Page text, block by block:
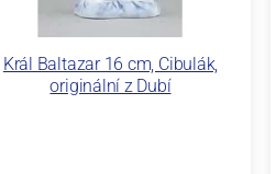
Král Baltazar 16 cm, Cibulák,
originální z Dubí